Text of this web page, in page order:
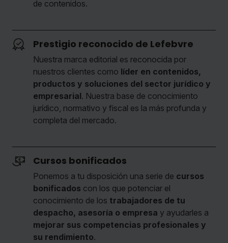
de contenidos.
Prestigio reconocido de Lefebvre
Nuestra marca editorial es reconocida por
nuestros clientes como líder en contenidos,
productos y soluciones del sector jurídico y
empresarial. Nuestra base de conocimiento
jurídico, normativo y fiscal es la más profunda y
completa del mercado.
Cursos bonificados
Ponemos a tu disposición una serie de cursos
bonificados con los que potenciar el
conocimiento de los trabajadores de tu
despacho, asesoría o empresa y ayudarles a
mejorar sus competencias profesionales y
su rendimiento.